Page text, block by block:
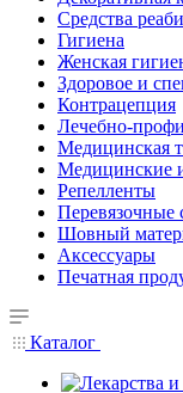
Средства
Гигиена
Женская
Здоровое и
Контрацепция
Лечебно-
Медицинская
Медицинские
Репелленты
Перевязочные
Шовный
Аксессуары
Печатная
Каталог